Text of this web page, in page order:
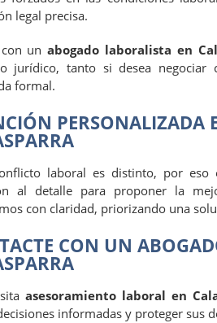
legal precisa.
con unabogado laboralista en
jurídico, tanto si desea
formal.
PERSONALIZADA
laboral es distinto, por eso
al detalle para proponer la
con claridad, priorizando una
CON UN
asesoramiento laboral en
informadas y proteger sus